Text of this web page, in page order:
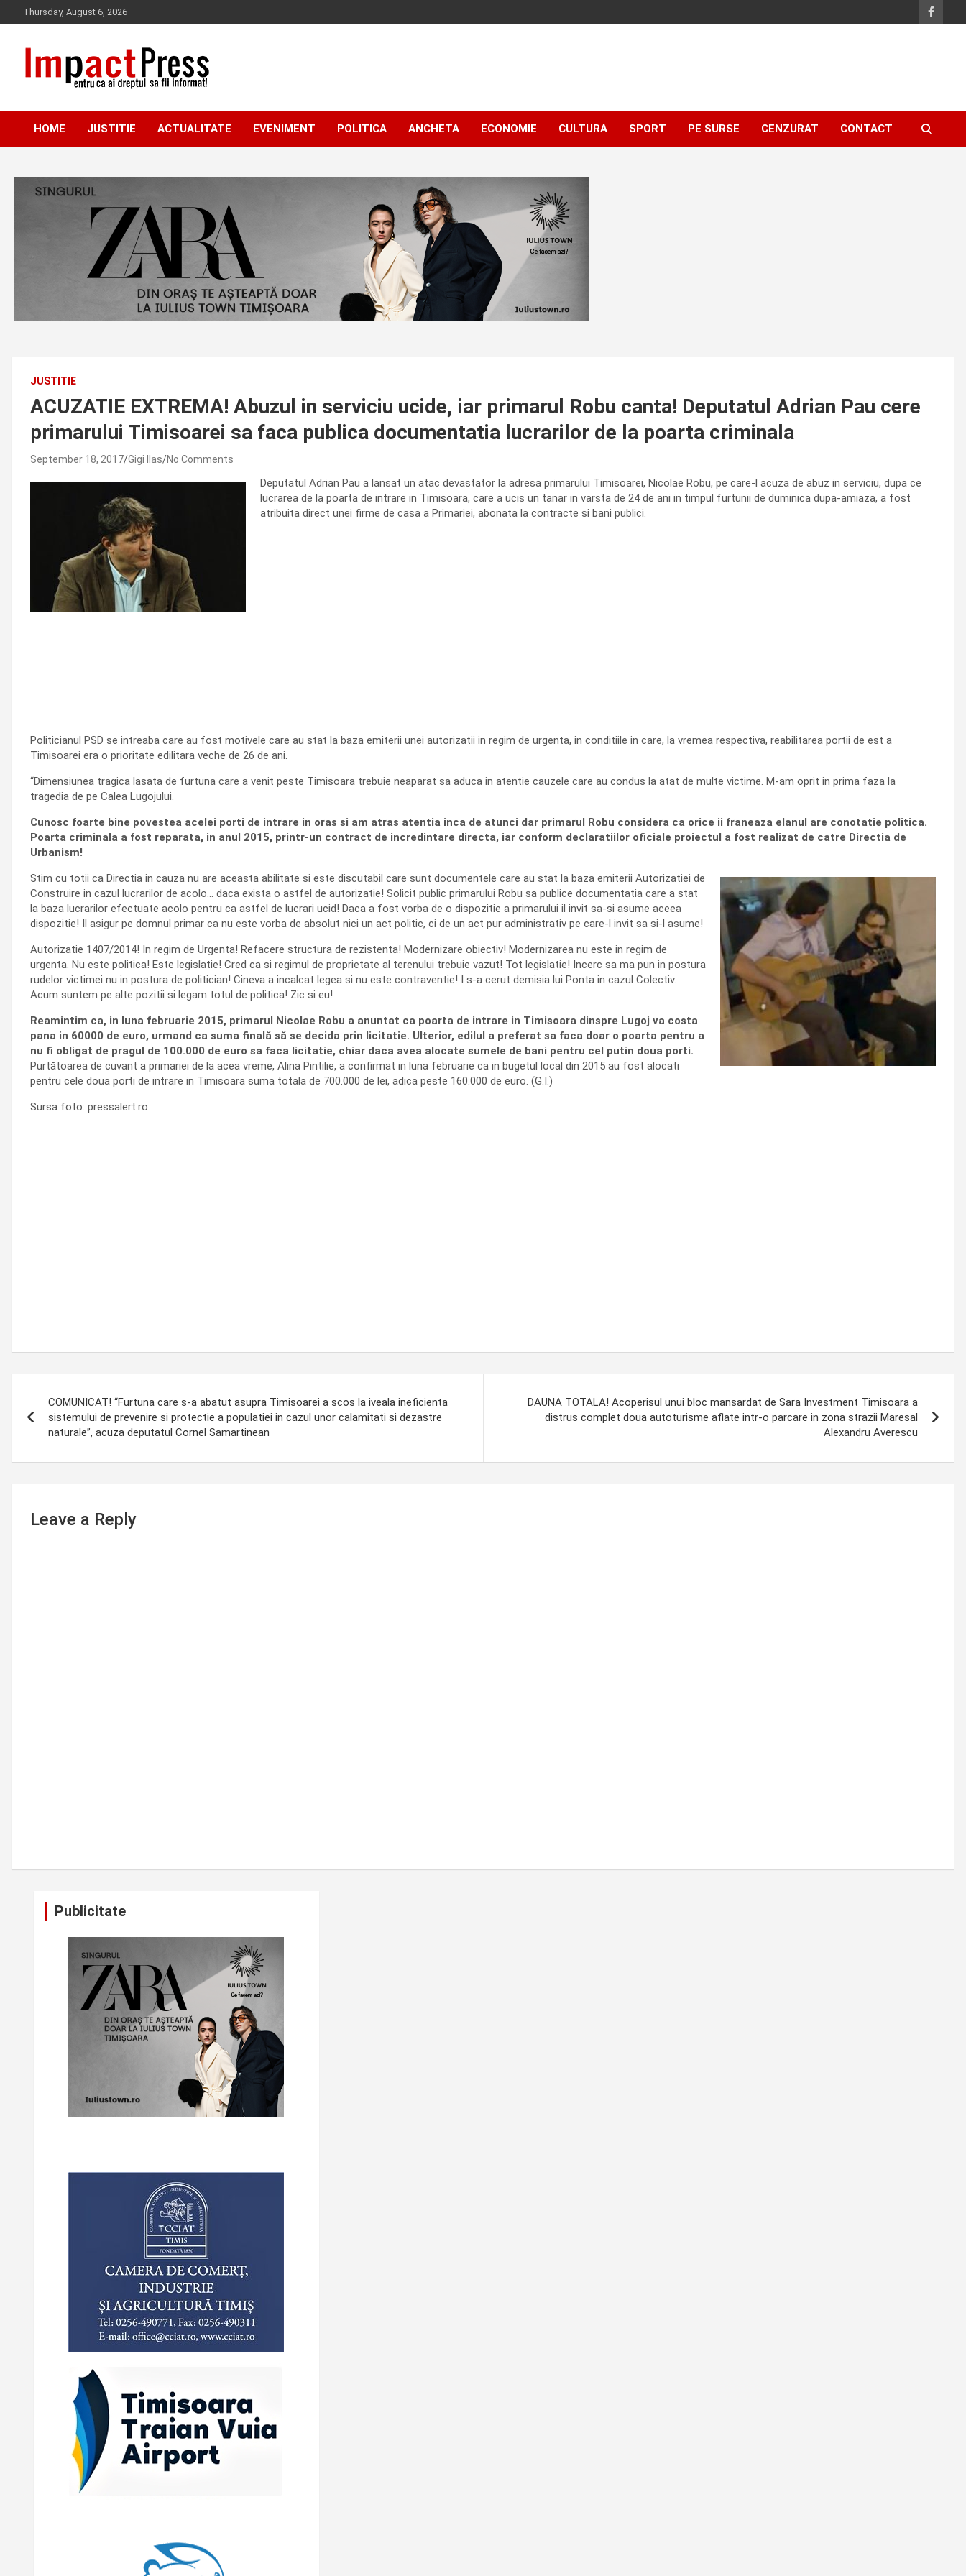
to
Thursday, August 6, 2026
IMPACTPRESS
HOME JUSTITIE ACTUALITATE EVENIMENT POLITICA ANCHETA ECONOMIE CULTURA SPORT PE SURSE CENZURAT CONTACT
JUSTITIE
ACUZATIE EXTREMA! Abuzul in serviciu ucide, iar primarul Robu canta! Deputatul Adrian Pau cere
primarului Timisoarei sa faca publica documentatia lucrarilor de la poarta criminala
September 18, 2017 Gigi Ilas No Comments
Deputatul Adrian Pau a lansat un atac devastator la adresa primarului Timisoarei, Nicolae Robu, pe care-l acuza de abuz in serviciu, dupa ce
lucrarea de la poarta de intrare in Timisoara, care a ucis un tanar in varsta de 24 de ani in timpul furtunii de duminica dupa-amiaza, a fost
atribuita direct unei firme de casa a Primariei, abonata la contracte si bani publici.
Politicianul PSD se intreaba care au fost motivele care au stat la baza emiterii unei autorizatii in regim de urgenta, in conditiile in care, la vremea respectiva, reabilitarea portii de est a
Timisoarei era o prioritate edilitara veche de 26 de ani.
“Dimensiunea tragica lasata de furtuna care a venit peste Timisoara trebuie neaparat sa aduca in atentie cauzele care au condus la atat de multe victime. M-am oprit in prima faza la
tragedia de pe Calea Lugojului.
Cunosc foarte bine povestea acelei porti de intrare in oras si am atras atentia inca de atunci dar primarul Robu considera ca orice ii franeaza elanul are conotatie politica.
Poarta criminala a fost reparata, in anul 2015, printr-un contract de incredintare directa, iar conform declaratiilor oficiale proiectul a fost realizat de catre Directia de
Urbanism!
Stim cu totii ca Directia in cauza nu are aceasta abilitate si este discutabil care sunt documentele care au stat la baza emiterii Autorizatiei de
Construire in cazul lucrarilor de acolo… daca exista o astfel de autorizatie! Solicit public primarului Robu sa publice documentatia care a stat
la baza lucrarilor efectuate acolo pentru ca astfel de lucrari ucid! Daca a fost vorba de o dispozitie a primarului il invit sa-si asume aceea
dispozitie! Il asigur pe domnul primar ca nu este vorba de absolut nici un act politic, ci de un act pur administrativ pe care-l invit sa si-l asume!
Autorizatie 1407/2014! In regim de Urgenta! Refacere structura de rezistenta! Modernizare obiectiv! Modernizarea nu este in regim de
urgenta. Nu este politica! Este legislatie! Cred ca si regimul de proprietate al terenului trebuie vazut! Tot legislatie! Incerc sa ma pun in postura
rudelor victimei nu in postura de politician! Cineva a incalcat legea si nu este contraventie! I s-a cerut demisia lui Ponta in cazul Colectiv.
Acum suntem pe alte pozitii si legam totul de politica! Zic si eu!
Reamintim ca, in luna februarie 2015, primarul Nicolae Robu a anuntat ca poarta de intrare in Timisoara dinspre Lugoj va costa
pana in 60000 de euro, urmand ca suma finală să se decida prin licitatie. Ulterior, edilul a preferat sa faca doar o poarta pentru a
nu fi obligat de pragul de 100.000 de euro sa faca licitatie, chiar daca avea alocate sumele de bani pentru cel putin doua porti.
Purtătoarea de cuvant a primariei de la acea vreme, Alina Pintilie, a confirmat in luna februarie ca in bugetul local din 2015 au fost alocati
pentru cele doua porti de intrare in Timisoara suma totala de 700.000 de lei, adica peste 160.000 de euro. (G.I.)
Sursa foto: pressalert.ro
navigation
COMUNICAT! “Furtuna care s-a abatut asupra Timisoarei a scos la iveala ineficienta
sistemului de prevenire si protectie a populatiei in cazul unor calamitati si dezastre
naturale”, acuza deputatul Cornel Samartinean
DAUNA TOTALA! Acoperisul unui bloc mansardat de Sara Investment Timisoara a
distrus complet doua autoturisme aflate intr-o parcare in zona strazii Maresal
Alexandru Averescu
Leave a Reply
Publicitate